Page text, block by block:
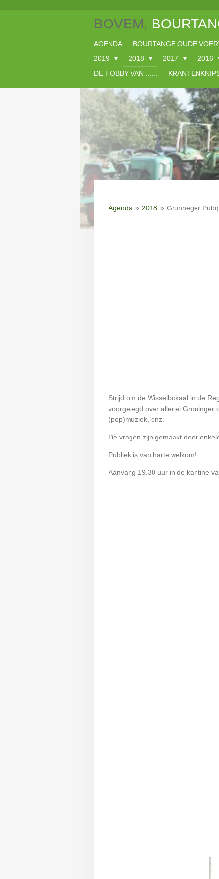
BOVEM,
AGENDA
BOURTANGE OUDE
2019
2018 2017
2016
DE HOBBY VAN ......
Agenda » 2018 » Grunneger
Strijd om de Wisselbokaal in de
voorgelegd over allerlei Groninger
(pop)muziek, enz.
De vragen zijn gemaakt door
Publiek is van harte welkom!
Aanvang 19.30 uur in de kantine